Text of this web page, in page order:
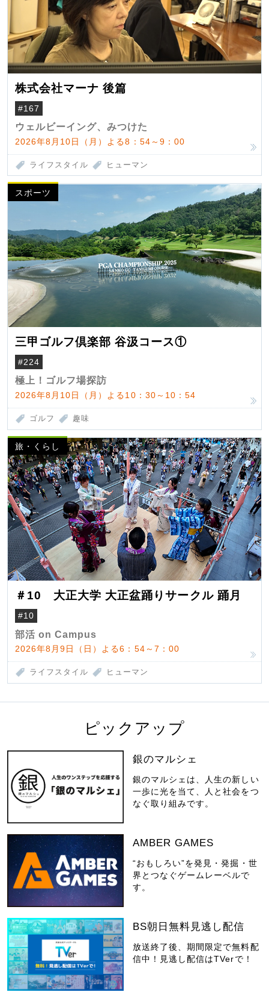
株式会社マーナ 後篇
#167
ウェルビーイング、みつけた
2026年8月10日（月）よる8：54～9：00
ライフスタイル ヒューマン
スポーツ
三甲ゴルフ倶楽部 谷汲コース①
#224
極上！ゴルフ場探訪
2026年8月10日（月）よる10：30～10：54
ゴルフ 趣味
旅・くらし
＃10 大正大学 大正盆踊りサークル 踊月
#10
部活 on Campus
2026年8月9日（日）よる6：54～7：00
ライフスタイル ヒューマン
ピックアップ
銀のマルシェ
銀のマルシェは、人生の新しい
一歩に光を当て、人と社会をつ
なぐ取り組みです。
AMBER GAMES
“おもしろい”を発見・発掘・世
界とつなぐゲームレーベルで
す。
BS朝日無料見逃し配信
放送終了後、期間限定で無料配
信中！見逃し配信はTVerで！